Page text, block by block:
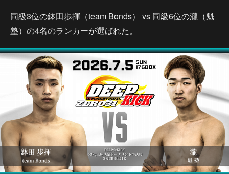
同級3位の鉢田歩揮（team Bonds） vs 同級6位の瀧（魁
塾）の4名のランカーが選ばれた。